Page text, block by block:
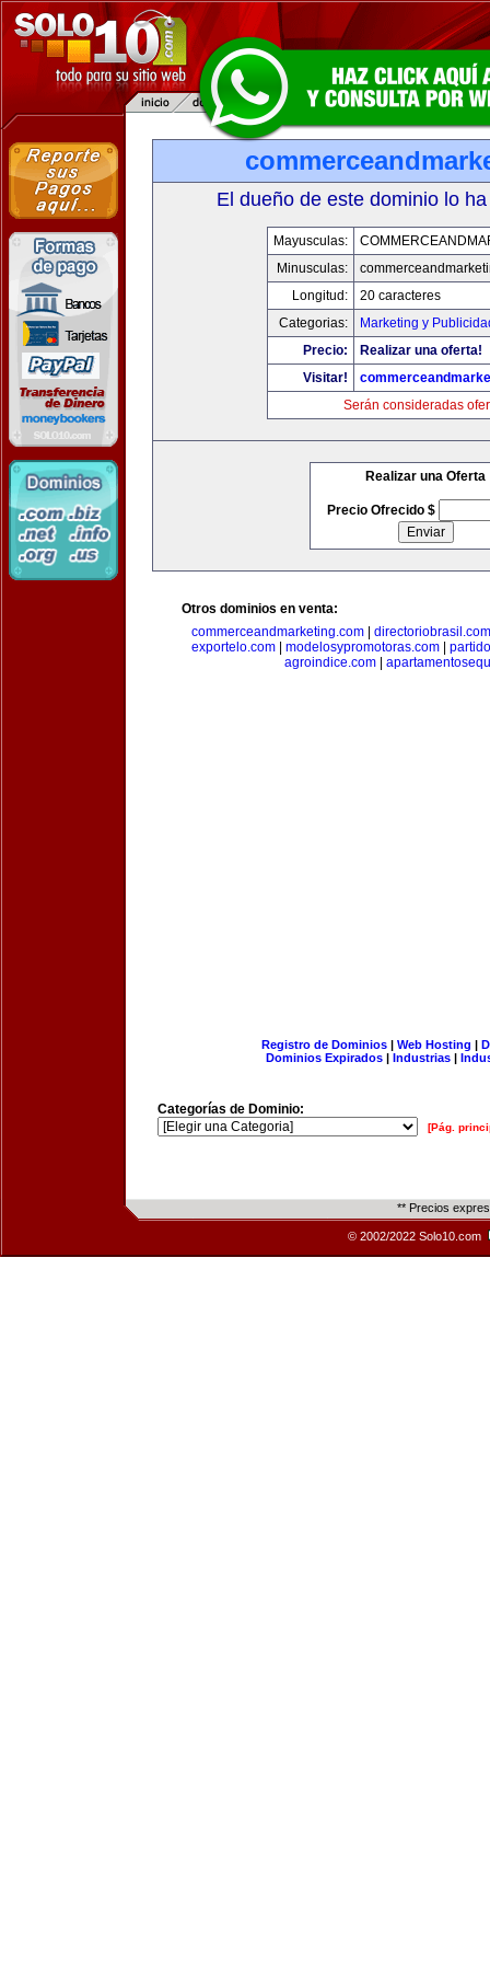
El dueño de este dominio lo
Mayusculas:
Minusculas:
Longitud:
20 caracteres
Categorias:
Marketing y
Precio:
Realizar una oferta!
Visitar!
Serán consideradas
Realizar una Oferta
Precio Ofrecido $
Otros dominios en venta:
commerceandmarketing.com| directoriobrasil.com
exportelo.com
modelosypromotoras.com
agroindice.com
Registro de Dominios| Web Hosting |
Dominios Expirados | Industrias |
Categorías de Dominio:
[Pág.
** Precios
© 2002/2022 Solo10.com